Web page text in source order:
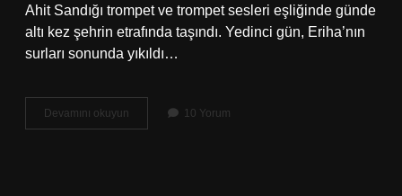
Ahit Sandığı trompet ve trompet sesleri eşliğinde günde
altı kez şehrin etrafında taşındı. Yedinci gün, Eriha’nın
surları sonunda yıkıldı…
Devamını okuyun
Sanduka
10 Yorum